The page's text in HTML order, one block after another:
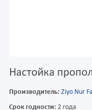
Настойка
Производитель: Ziyo Nur
Срок годности: 2 года